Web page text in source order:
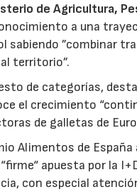
de Agricultura,
a una
sabiendo ”combinar
territorio”.
de categorías,
el crecimiento
de galletas de
Alimentos de España
apuesta por la
con especial